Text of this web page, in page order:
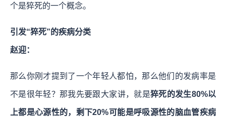
个是猝死的一个概念。
引发“猝死”的疾病分类
赵迎：
那么你刚才提到了一个年轻人都怕，那么他们的发病率是
不是很年轻？那我先要跟大家讲，就是猝死的发生80%以
上都是心源性的，剩下20%可能是呼吸源性的脑血管疾病